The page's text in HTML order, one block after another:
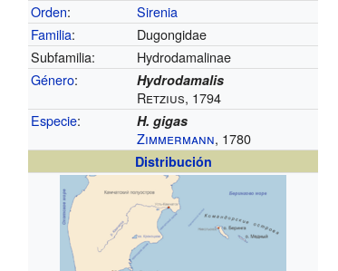
Orden:
Sirenia
Familia:
Dugongidae
Subfamilia:
Hydrodamalinae
Género: Hydrodamalis
Retzius, 1794
Especie: H. gigas
Zimmermann, 1780
Distribución